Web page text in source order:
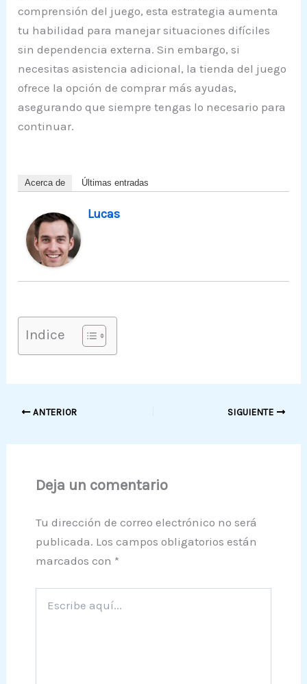
comprensión del juego, esta estrategia aumenta
tu habilidad para manejar situaciones difíciles
sin dependencia externa. Sin embargo, si
necesitas asistencia adicional, la tienda del juego
ofrece la opción de comprar más ayudas,
asegurando que siempre tengas lo necesario para
continuar.
Acerca de Últimas entradas
Lucas
Indice
ANTERIOR SIGUIENTE
Deja un comentario
Tu dirección de correo electrónico no será
publicada. Los campos obligatorios están
marcados con *
aquí...